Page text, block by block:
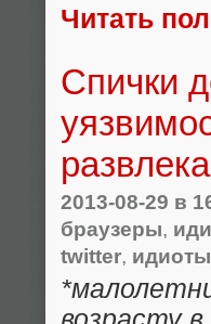
Читать
Спички
2013-08-29 в
браузеры,
twitter, идиоты